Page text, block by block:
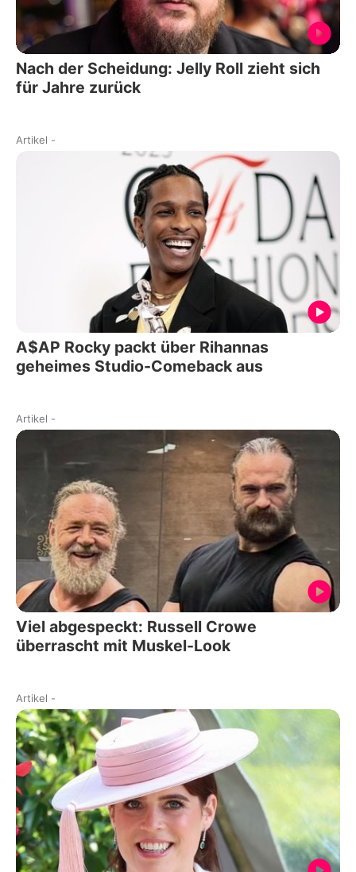
Nach der Scheidung: Jelly Roll zieht sich
für Jahre zurück
Artikel -
A$AP Rocky packt über Rihannas
geheimes Studio-Comeback aus
Artikel -
Viel abgespeckt: Russell Crowe
überrascht mit Muskel-Look
Artikel -